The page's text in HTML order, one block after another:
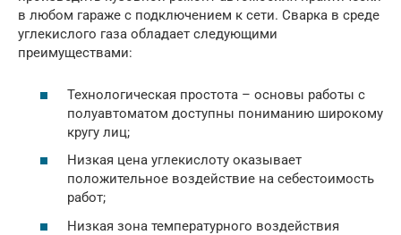
в любом гараже с подключением к сети. Сварка в среде
углекислого газа обладает следующими
преимуществами:
Технологическая простота – основы работы с
полуавтоматом доступны пониманию широкому
кругу лиц;
Низкая цена углекислоту оказывает
положительное воздействие на себестоимость
работ;
Низкая зона температурного воздействия